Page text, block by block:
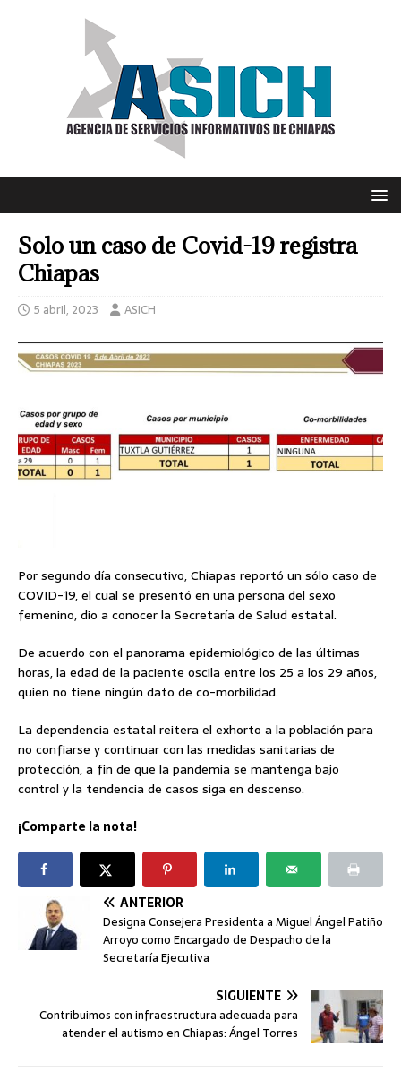
Solo un caso de Covid-19 registra
Chiapas
5 abril, 2023 ASICH
Por segundo día consecutivo, Chiapas reportó un sólo caso de
COVID-19, el cual se presentó en una persona del sexo
femenino, dio a conocer la Secretaría de Salud estatal.
De acuerdo con el panorama epidemiológico de las últimas
horas, la edad de la paciente oscila entre los 25 a los 29 años,
quien no tiene ningún dato de co-morbilidad.
La dependencia estatal reitera el exhorto a la población para
no confiarse y continuar con las medidas sanitarias de
protección, a fin de que la pandemia se mantenga bajo
control y la tendencia de casos siga en descenso.
¡Comparte la nota!
ANTERIOR
Designa Consejera Presidenta a Miguel Ángel Patiño
Arroyo como Encargado de Despacho de la
Secretaría Ejecutiva
SIGUIENTE
Contribuimos con infraestructura adecuada para
atender el autismo en Chiapas: Ángel Torres